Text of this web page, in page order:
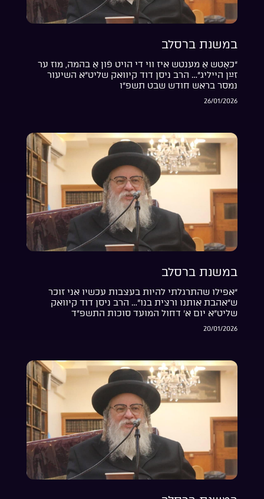
במשנת ברסלב
“כאָטש אַ מענטש איז ווי די הויט פֿון אַ בהמה, מוז ער
זײַן הייליג”… הרב ניסן דוד קיוואק שליט”א השיעור
נמסר בראש חודש שבט תשפ”ו
26/01/2026
במשנת ברסלב
“אפילו שהתרגלתי להיות בעצבות עכשיו אני זוכר
ש”אהבת אותנו ורצית בנו”… הרב ניסן דוד קיוואק
שליט”א יום א’ דחול המועד סוכות התשפ”ד
20/01/2026